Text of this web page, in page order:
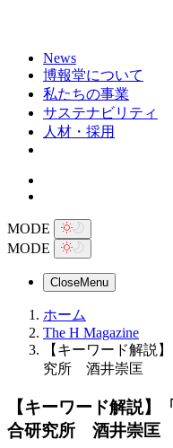
News
博報堂について
私たちの事業
サステナビリティ
人材・採用
MODE
MODE
CloseMenu
ホーム
The H Magazine
【キーワード解説
究所 酒井崇匡
【キーワード解説】
合研究所 酒井崇匡